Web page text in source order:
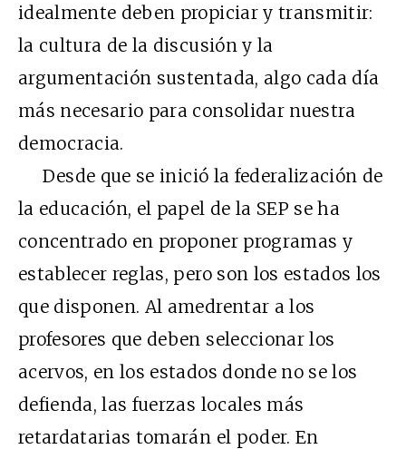
idealmente deben propiciar y transmitir:
la cultura de la discusión y la
argumentación sustentada, algo cada día
más necesario para consolidar nuestra
democracia.
Desde que se inició la federalización de
la educación, el papel de la SEP se ha
concentrado en proponer programas y
establecer reglas, pero son los estados los
que disponen. Al amedrentar a los
profesores que deben seleccionar los
acervos, en los estados donde no se los
defienda, las fuerzas locales más
retardatarias tomarán el poder. En